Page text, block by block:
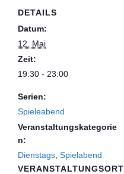
DETAILS
Datum:
12. Mai
Zeit:
19:30 - 23:00
Serien:
Spieleabend
Veranstaltungskategorie
n:
Dienstags Spielabend
VERANSTALTUNGSORT